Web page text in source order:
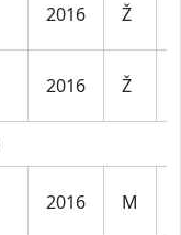
2016 Ž
2016 Ž
2016 M